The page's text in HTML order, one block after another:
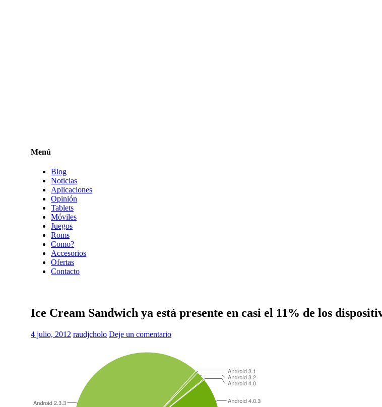
Menú
Blog
Noticias
Aplicaciones
Opinión
Tablets
Móviles
Juegos
Roms
Como?
Accesorios
Ofertas
Contacto
Ice Cream Sandwich ya está presente en casi el 11% de los
4 julio, 2012 raudjcholo Deje un comentario